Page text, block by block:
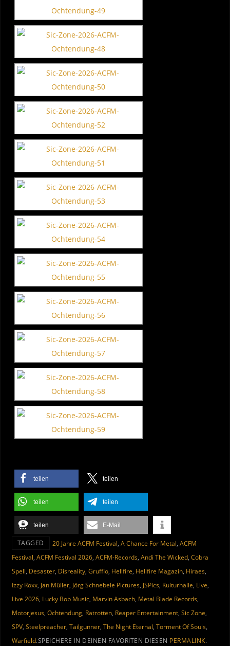
teilen teilen
teilen teilen
teilen E-Mail
TAGGED 20 Jahre ACFM Festival, A Chance For Metal, ACFM
Festival, ACFM Festival 2026, ACFM-Records, Andi The Wicked, Cobra
Spell, Desaster, Disreality, Grufflo, Hellfire, Hellfire Magazin, Hiraes,
Izzy Roxx, Jan Müller, Jörg Schnebele Pictures, JSPics, Kulturhalle, Live,
Live 2026, Lucky Bob Music, Marvin Asbach, Metal Blade Records,
Motorjesus, Ochtendung, Ratrotten, Reaper Entertainment, Sic Zone,
SPV, Steelpreacher, Tailgunner, The Night Eternal, Torment Of Souls,
Warfield.SPEICHERE IN DEINEN FAVORITEN DIESEN PERMALINK.